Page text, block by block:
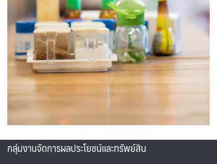
กลุ่มงานจัดการผลประโยชน์และทรัพย์สิน